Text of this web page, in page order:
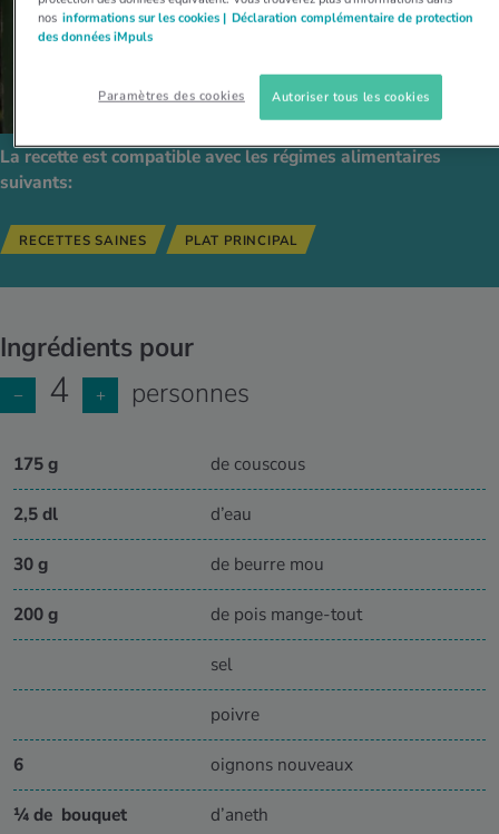
La recette est compatible avec les régimes alimentaires
suivants:
RECETTES SAINES PLAT PRINCIPAL
Ingrédients pour
− 4 + personnes
175 g de couscous
2,5 dl d’eau
30 g de beurre mou
200 g de pois mange-tout
sel
poivre
6 oignons nouveaux
¼ de bouquet d’aneth
nos informations sur les cookies | Déclaration complémentaire de protection
des données iMpuls
Paramètres des cookies Autoriser tous les cookies